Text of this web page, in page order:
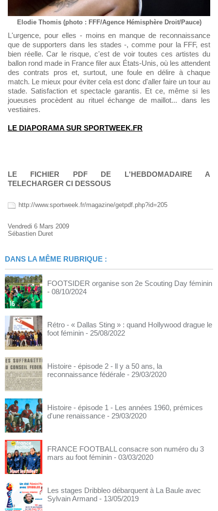
Elodie Thomis (photo : FFF/Agence Hémisphère Droit/Pauce)
L'urgence, pour elles - moins en manque de reconnaissance
que de supporters dans les stades -, comme pour la FFF, est
bien réelle. Car le risque, c'est de voir toutes ces artistes du
ballon rond made in France filer aux États-Unis, où les attendent
des contrats pros et, surtout, une foule en délire à chaque
match. Le mieux pour éviter cela est donc d'aller faire un tour au
stade. Satisfaction et spectacle garantis. Et ce, même si les
joueuses procèdent au rituel échange de maillot... dans les
vestiaires.
LE DIAPORAMA SUR SPORTWEEK.FR
LE FICHIER PDF DE L'HEBDOMADAIRE A
TELECHARGER CI DESSOUS
http://www.sportweek.fr/magazine/getpdf.php?id=205
Vendredi 6 Mars 2009
Sébastien Duret
DANS LA MÊME RUBRIQUE :
FOOTSIDER organise son 2e Scouting Day féminin
- 08/10/2024
Rétro - « Dallas Sting » : quand Hollywood drague le
foot féminin - 25/08/2022
Histoire - épisode 2 - ll y a 50 ans, la
reconnaissance fédérale - 29/03/2020
Histoire - épisode 1 - Les années 1960, prémices
d'une renaissance - 29/03/2020
FRANCE FOOTBALL consacre son numéro du 3
mars au foot féminin - 03/03/2020
Les stages Dribbleo débarquent à La Baule avec
Sylvain Armand - 13/05/2019